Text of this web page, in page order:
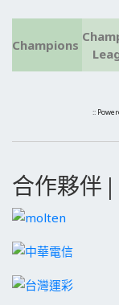
Champions
::
合作夥伴 |